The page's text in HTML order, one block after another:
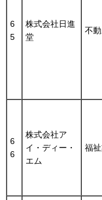
6
5
株式会社日進
堂
不
6
6
株式会社ア
イ・ディー・
エム
福